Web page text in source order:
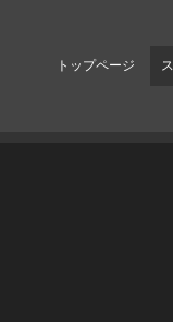
トップページ